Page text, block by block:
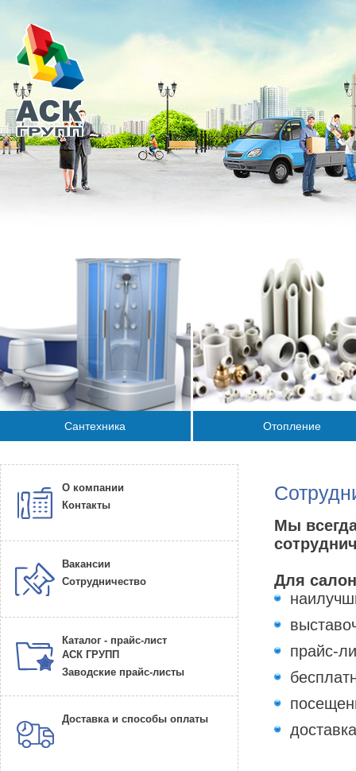
Сантехника Отопление
Мы
Для
прайс-
доставка
О компании
Контакты
Вакансии
Сотрудничество
Каталог - прайс-лист
АСК ГРУПП
Заводские прайс-листы
Доставка и способы оплаты